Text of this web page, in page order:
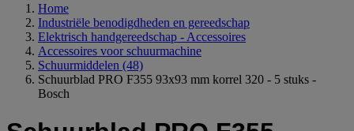
Home
Industriële benodigdheden en gereedschap
Elektrisch handgereedschap - Accessoires
Accessoires voor schuurmachine
Schuurmiddelen (48)
Schuurblad PRO F355 93x93 mm korrel 320 - 5 stuks -
Bosch